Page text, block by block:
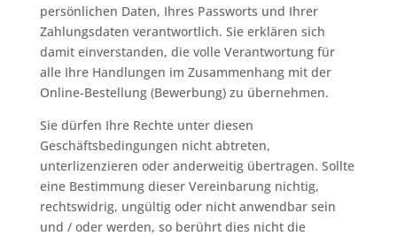
persönlichen Daten, Ihres Passworts und Ihrer
Zahlungsdaten verantwortlich. Sie erklären sich
damit einverstanden, die volle Verantwortung für
alle Ihre Handlungen im Zusammenhang mit der
Online-Bestellung (Bewerbung) zu übernehmen.
Sie dürfen Ihre Rechte unter diesen
Geschäftsbedingungen nicht abtreten,
unterlizenzieren oder anderweitig übertragen. Sollte
eine Bestimmung dieser Vereinbarung nichtig,
rechtswidrig, ungültig oder nicht anwendbar sein
und / oder werden, so berührt dies nicht die